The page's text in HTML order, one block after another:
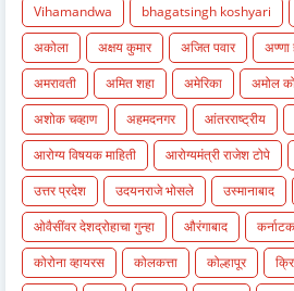
Vihamandwa
bhagatsingh koshyari
अकोला
अक्षय कुमार अजित पवार अण्णा
अमरावती
अमित शहा अमेरिका अमोल
अशोक चव्हाण
अहमदनगर आंतरराष्ट्रीय
आरोग्य विषयक माहिती
आरोग्यमंत्री राजेश टोपे
उत्तर प्रदेश
उदयनराजे भोसले उस्मानाबाद
ओवैसींवर देशद्रोहाचा गुन्हा
औरंगाबाद कर्नाटक
कोरोना व्हायरस
कोलकत्ता कोल्हापूर